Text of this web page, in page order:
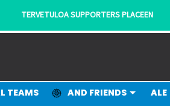
TERVETULOA SUPPORTERS PLACEEN
TEAMS AND FRIENDS ALE